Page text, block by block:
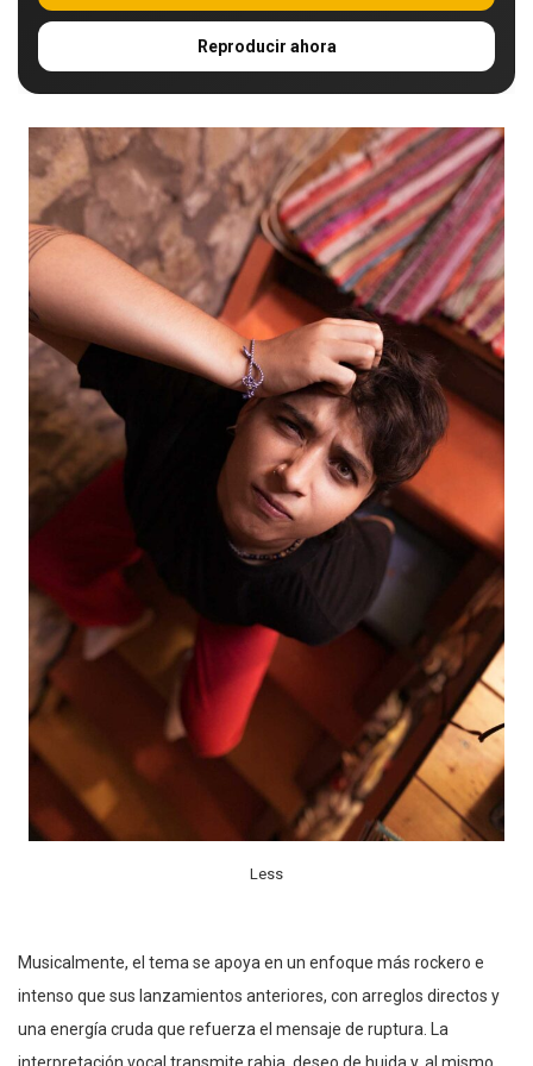
Reproducir ahora
Less
Musicalmente, el tema se apoya en un enfoque más rockero e
intenso que sus lanzamientos anteriores, con arreglos directos y
una energía cruda que refuerza el mensaje de ruptura. La